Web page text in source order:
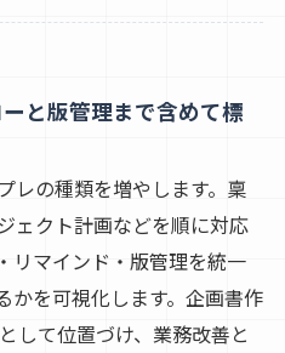
と版管理まで含めて標
レの種類を増やします。稟
ェクト計画などを順に対応
リマインド・版管理を統一
かを可視化します。企画書作
して位置づけ、業務改善と